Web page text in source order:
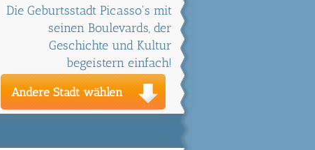
Die Geburtsstadt Picasso's mit
seinen Boulevards, der
Geschichte und Kultur
begeistern einfach!
Andere Stadt wählen